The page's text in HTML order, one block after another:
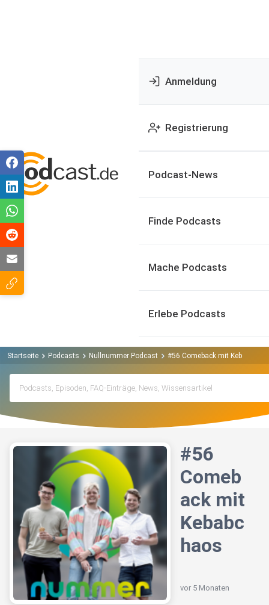
Anmeldung
Registrierung
Podcast-News
Finde Podcasts
Mache Podcasts
Erlebe Podcasts
Startseite Podcasts Nullnummer Podcast #56 Comeback mit
#56
Comeb
ack mit
Kebabc
haos
vor 5 Monaten